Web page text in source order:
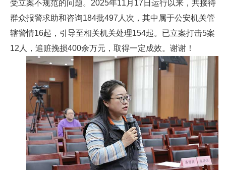
受立案不规范的问题。2025年11月17日运行以来，共接待
群众报警求助和咨询184批497人次，其中属于公安机关管
辖警情16起，引导至相关机关处理154起。已立案打击5案
12人，追赃挽损400余万元，取得一定成效。谢谢！